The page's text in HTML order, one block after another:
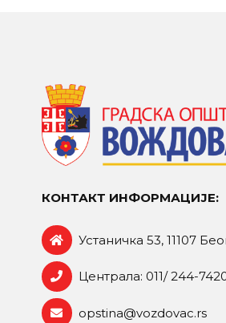
КОНТАКТ ИНФОРМАЦИЈЕ:
Устаничка 53, 11107
Централа: 011/ 244-
opstina@vozdovac.rs